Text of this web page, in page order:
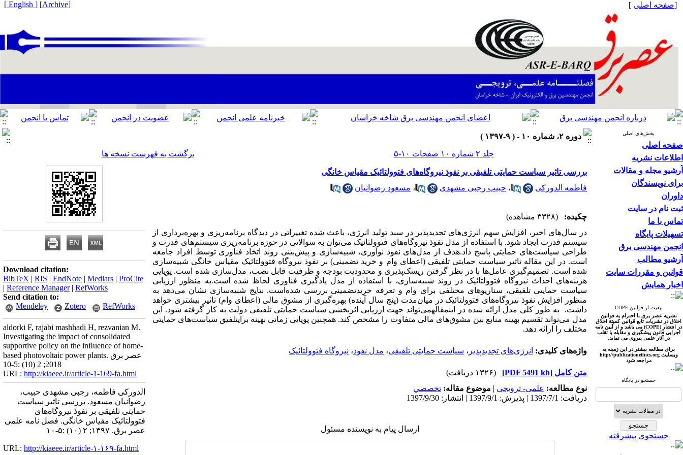
[صفحه اصلی ]
[
Archive
]
[ English ]
بخش‌های اصلی
صفحه اصلی
اطلاعات نشریه
آرشیو مجله و مقالات
برای نویسندگان
داوران
ثبت نام در سایت
تماس با ما
تسهیلات پایگاه
انجمن مهندسی برق
آرشیو مطالب
قوانین و مقررات سایت
اخبار همایش
تبعیت از قوانین COPE
نشریه عصر برق با احترام به قوانین
اخلاق در نشریات تابع قوانین کمیتۀ اخلاق
در انتشار (COPE) می باشد و از آیین نامه
اجرایی قانون پیشگیری و مقابله با تقلب
در آثار علمی پیروی می نماید.
برای مطالعه بیشتر در این زمینه به
وبسایت http://publicationethics.org
مراجعه شود
جستجو در پایگاه
جستجوی پیشرفته
دوره ۲، شماره ۱۰ - ( ۹-۱۳۹۷ )
جلد ۲ شماره ۱۰ صفحات ۱۰-۵
برگشت به فهرست نسخه ها
بررسی تاثیر سیاست حمایتی تلفیقی بر نفوذ نیروگاه‌های فتوولتائیک مقیاس خانگی
فاطمه الدورکی
، حبیب رجبی مشهدی ، مسعود رضوانیان
چکیده:
(۳۳۲۸ مشاهده)
در سال‌های اخیر، افزایش سهم انرژی‌های تجدیدپذیر در سبد تولید انرژی، باعث شده تغییراتی در دیدگاه برنامه‌ریزی و بهره‌برداری از
سیستم قدرت ایجاد شود. با استفاده از مدل نفوذ نیروگاه‌های فتوولتائیک می‌توان به سوالاتی در حوزه برنامه‌ریزی سیستم‌های قدرت و
طراحی سیاست‌های حمایتی پاسخ داد.هدف از مدل‌های نفوذ نوآوری، شبیه‌سازی و پیش‌بینی روند اتخاذ فناوری توسط افراد جامعه
است. در این مقاله تاثیر سیاست حمایتی تلفیقی (اعطای وام و خرید تضمینی) بر نفوذ نیروگاه فتوولتائیک مقیاس خانگی شبیه‌سازی
شده است. تصمیم‌گیری عامل‌ها با در نظر گرفتن ریسک‌پذیری و محدودیت بودجه و ظرفیت قابل نصب، مدل‌سازی شده است. پویایی
هزینه‌های احداث نیروگاه فتوولتائیک در روند شبیه‌سازی، با استفاده از مدل یادگیری فناوری لحاظ شده است.به منظور ارزیابی
سیاست حمایتی تلفیقی، سناریو‌های مختلفی برای وام و تعرفه خرید‌تضمینی بررسی شده‌است. نتایج شبیه‌سازی نشان می‌دهد به
منظور افزایش نفوذ نیروگاه‌های فتوولتائیک در میان‌مدت (پنج سال آینده) بهره‌گیری از مشوق مالی (اعطای وام) تاثیر بیشتری خواهد
داشت. به طور کلی مدل ارائه شده در اینمقالهمی‌تواند جهت ارزیابی اثربخشی سیاست حمایتی تلفیقی دولت به کار گرفته شود. این
مدل می‌تواند تقسیم بهینه منابع بین مشوق‌های مالی متفاوت را مشخص کند. همچنین پویایی زمانی بهینه برایتلفیق سیاست‌های حمایتی
مختلف را ارائه دهد.
واژه‌های کلیدی: انرژی‌های تجدید‌پذیر ، سیاست حمایتی تلفیقی، مدل نفوذ، نیروگاه فتوولتائیک
متن کامل [PDF 5491 kb]
(۱۳۲۶ دریافت)
نوع مطالعه: علمی- ترویجی | موضوع مقاله: تخصصي
دریافت: 1397/7/1 | پذیرش: 1397/9/1 | انتشار: 1397/9/30
ارسال پیام به نویسنده مسئول
Download citation:
BibTeX | RIS | EndNote | Medlars | ProCite
| Reference Manager| RefWorks
Send citation to:
Mendeley
Zotero RefWorks
aldorki F, rajabi mashhadi H, rezvanian M.
Investigating the impact of consolidated
supportive policy on the inﬂuence of home-
based photovoltaic power plants. عصر برق
2018; 2 (10) :5-10
URL: http://kiaeee.ir/article-1-169-fa.html
الدورکی فاطمه، رجبی مشهدی حبیب،
رضوانیان مسعود. بررسی تاثیر سیاست
حمایتی تلفیقی بر نفوذ نیروگاه‌های
فتوولتائیک مقیاس خانگی. فصل نامه علمی
عصر برق. ۱۳۹۷; ۲ (۱۰) :۵-۱۰
URL: http://kiaeee.ir/article-۱-۱۶۹-fa.html